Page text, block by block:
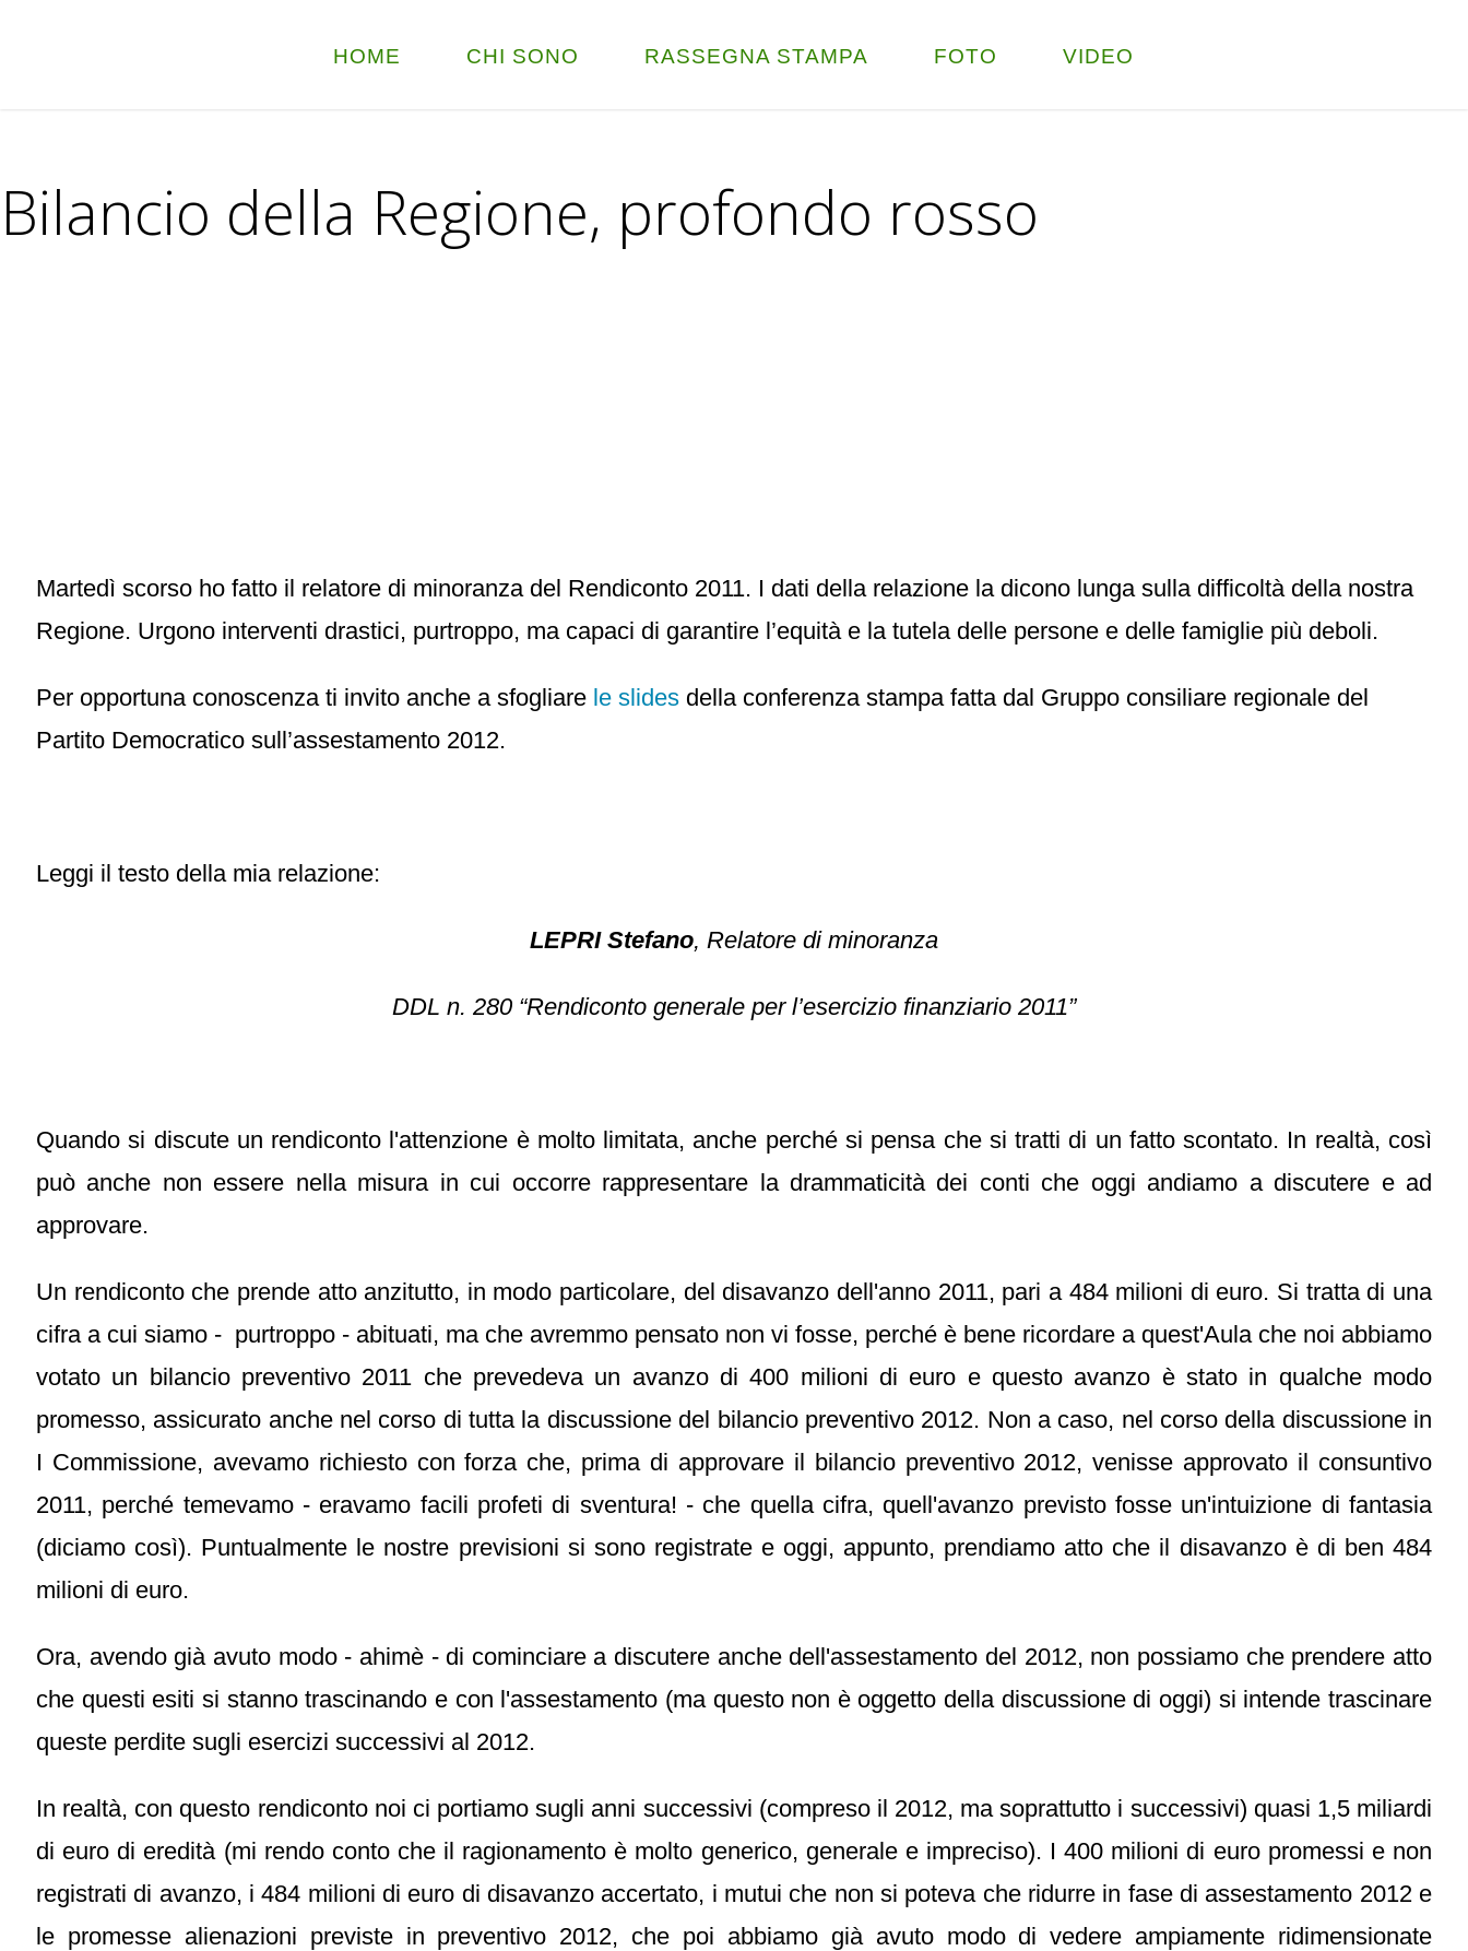
HOME CHI SONO RASSEGNA STAMPA FOTO VIDEO
Bilancio della Regione, profondo rosso
Martedì scorso ho fatto il relatore di minoranza del Rendiconto 2011. I dati della relazione la dicono lunga sulla difficoltà della nostra
Regione. Urgono interventi drastici, purtroppo, ma capaci di garantire l’equità e la tutela delle persone e delle famiglie più deboli.
Per opportuna conoscenza ti invito anche a sfogliare le slides della conferenza stampa fatta dal Gruppo consiliare regionale del
Partito Democratico sull’assestamento 2012.
Leggi il testo della mia relazione:
LEPRI Stefano, Relatore di minoranza
DDL n. 280 “Rendiconto generale per l’esercizio finanziario 2011”
Quando si discute un rendiconto l'attenzione è molto limitata, anche perché si pensa che si tratti di un fatto scontato. In realtà, così
può anche non essere nella misura in cui occorre rappresentare la drammaticità dei conti che oggi andiamo a discutere e ad
approvare.
Un rendiconto che prende atto anzitutto, in modo particolare, del disavanzo dell'anno 2011, pari a 484 milioni di euro. Si tratta di una
cifra a cui siamo - purtroppo - abituati, ma che avremmo pensato non vi fosse, perché è bene ricordare a quest'Aula che noi abbiamo
votato un bilancio preventivo 2011 che prevedeva un avanzo di 400 milioni di euro e questo avanzo è stato in qualche modo
promesso, assicurato anche nel corso di tutta la discussione del bilancio preventivo 2012. Non a caso, nel corso della discussione in
I Commissione, avevamo richiesto con forza che, prima di approvare il bilancio preventivo 2012, venisse approvato il consuntivo
2011, perché temevamo - eravamo facili profeti di sventura! - che quella cifra, quell'avanzo previsto fosse un'intuizione di fantasia
(diciamo così). Puntualmente le nostre previsioni si sono registrate e oggi, appunto, prendiamo atto che il disavanzo è di ben 484
milioni di euro.
Ora, avendo già avuto modo - ahimè - di cominciare a discutere anche dell'assestamento del 2012, non possiamo che prendere atto
che questi esiti si stanno trascinando e con l'assestamento (ma questo non è oggetto della discussione di oggi) si intende trascinare
queste perdite sugli esercizi successivi al 2012.
In realtà, con questo rendiconto noi ci portiamo sugli anni successivi (compreso il 2012, ma soprattutto i successivi) quasi 1,5 miliardi
di euro di eredità (mi rendo conto che il ragionamento è molto generico, generale e impreciso). I 400 milioni di euro promessi e non
registrati di avanzo, i 484 milioni di euro di disavanzo accertato, i mutui che non si poteva che ridurre in fase di assestamento 2012 e
le promesse alienazioni previste in preventivo 2012, che poi abbiamo già avuto modo di vedere ampiamente ridimensionate